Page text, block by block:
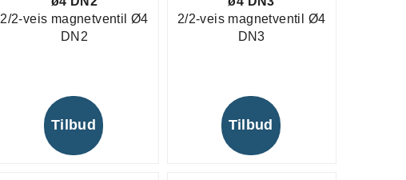
2/2-veis magnetventil Ø4
DN2
Tilbud
2/2-veis magnetventil Ø4
DN3
Tilbud